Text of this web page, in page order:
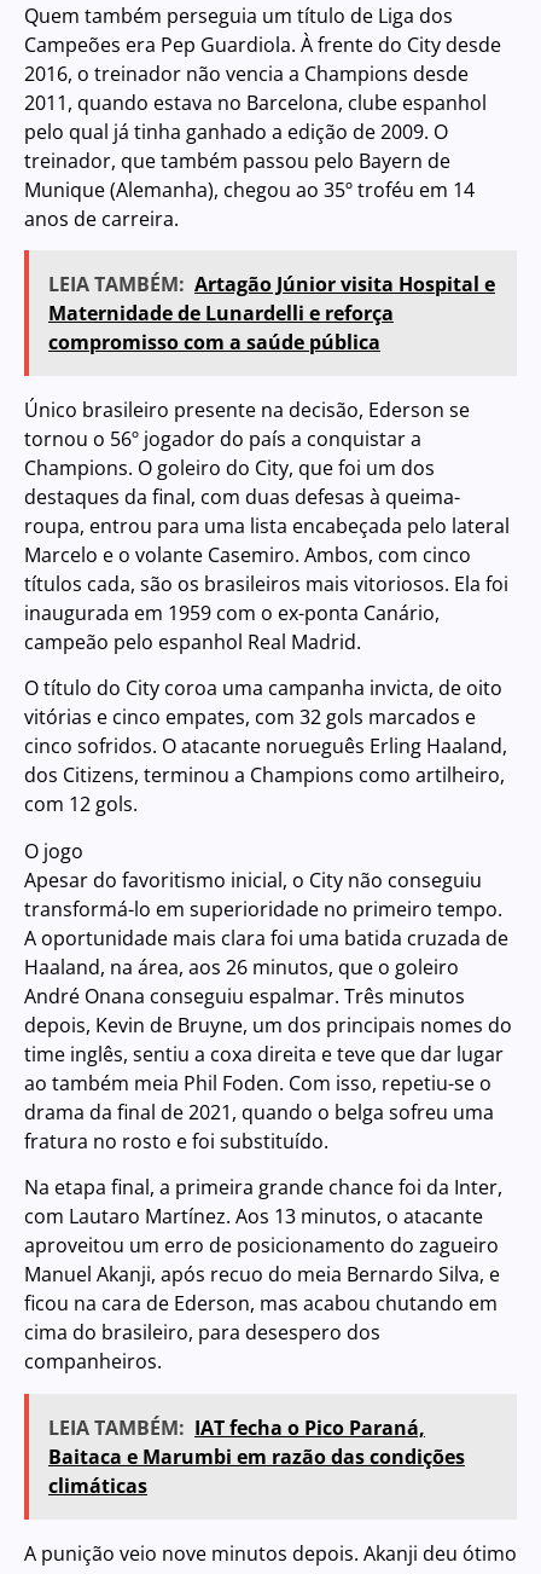
Quem também perseguia um título de Liga dos
Campeões era Pep Guardiola. À frente do City desde
2016, o treinador não vencia a Champions desde
2011, quando estava no Barcelona, clube espanhol
pelo qual já tinha ganhado a edição de 2009. O
treinador, que também passou pelo Bayern de
Munique (Alemanha), chegou ao 35º troféu em 14
anos de carreira.
LEIA TAMBÉM: Artagão Júnior visita Hospital e
Maternidade de Lunardelli e reforça
compromisso com a saúde pública
Único brasileiro presente na decisão, Ederson se
tornou o 56º jogador do país a conquistar a
Champions. O goleiro do City, que foi um dos
destaques da final, com duas defesas à queima-
roupa, entrou para uma lista encabeçada pelo lateral
Marcelo e o volante Casemiro. Ambos, com cinco
títulos cada, são os brasileiros mais vitoriosos. Ela foi
inaugurada em 1959 com o ex-ponta Canário,
campeão pelo espanhol Real Madrid.
O título do City coroa uma campanha invicta, de oito
vitórias e cinco empates, com 32 gols marcados e
cinco sofridos. O atacante norueguês Erling Haaland,
dos Citizens, terminou a Champions como artilheiro,
com 12 gols.
O jogo
Apesar do favoritismo inicial, o City não conseguiu
transformá-lo em superioridade no primeiro tempo.
A oportunidade mais clara foi uma batida cruzada de
Haaland, na área, aos 26 minutos, que o goleiro
André Onana conseguiu espalmar. Três minutos
depois, Kevin de Bruyne, um dos principais nomes do
time inglês, sentiu a coxa direita e teve que dar lugar
ao também meia Phil Foden. Com isso, repetiu-se o
drama da final de 2021, quando o belga sofreu uma
fratura no rosto e foi substituído.
Na etapa final, a primeira grande chance foi da Inter,
com Lautaro Martínez. Aos 13 minutos, o atacante
aproveitou um erro de posicionamento do zagueiro
Manuel Akanji, após recuo do meia Bernardo Silva, e
ficou na cara de Ederson, mas acabou chutando em
cima do brasileiro, para desespero dos
companheiros.
LEIA TAMBÉM: IAT fecha o Pico Paraná,
Baitaca e Marumbi em razão das condições
climáticas
A punição veio nove minutos depois. Akanji deu ótimo